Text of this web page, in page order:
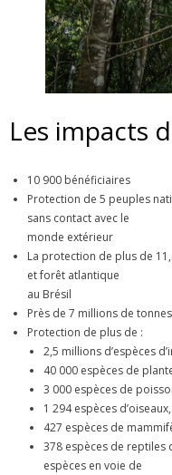
Les impacts
10 900 bénéficiaires
Protection de 5 peuples
sans contact avec le
monde extérieur
La protection de plus de
et forêt atlantique
au Brésil
Près de 7 millions de
Protection de plus de :
2,5 millions d’espèces
40 000 espèces de
3 000 espèces de
1 294 espèces d’oiseaux,
427 espèces de
378 espèces de reptiles
espèces en voie de